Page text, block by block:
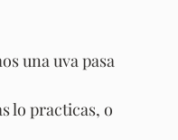
una uva pasa
lo practicas, o